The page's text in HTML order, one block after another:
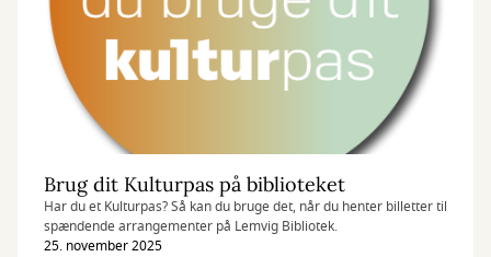
Brug dit Kulturpas på biblioteket
Har du et Kulturpas? Så kan du bruge det, når du henter billetter til
spændende arrangementer på Lemvig Bibliotek.
25. november 2025